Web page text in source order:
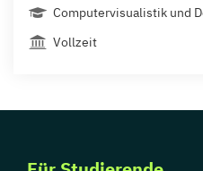
Computervisualistik und
Vollzeit